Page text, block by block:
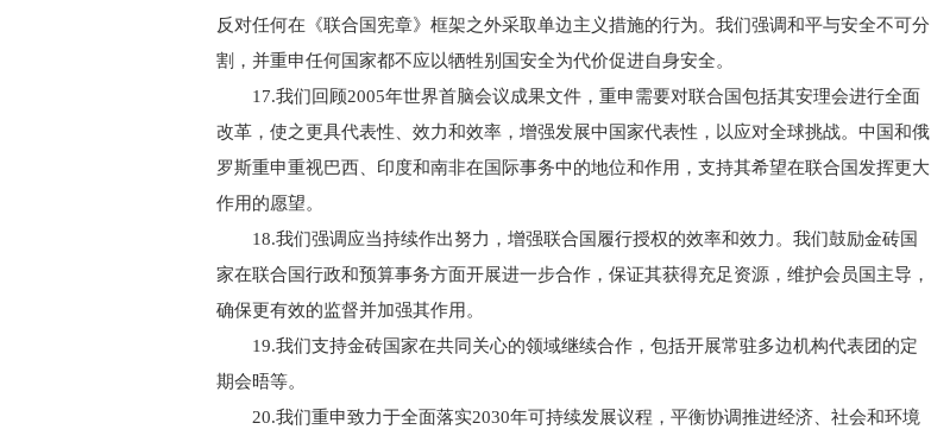
反对任何在《联合国宪章》框架之外采取单边主义措施的行为。我们强调和平与安全不可分
割，并重申任何国家都不应以牺牲别国安全为代价促进自身安全。
17.我们回顾2005年世界首脑会议成果文件，重申需要对联合国包括其安理会进行全面
改革，使之更具代表性、效力和效率，增强发展中国家代表性，以应对全球挑战。中国和俄
罗斯重申重视巴西、印度和南非在国际事务中的地位和作用，支持其希望在联合国发挥更大
作用的愿望。
18.我们强调应当持续作出努力，增强联合国履行授权的效率和效力。我们鼓励金砖国
家在联合国行政和预算事务方面开展进一步合作，保证其获得充足资源，维护会员国主导，
确保更有效的监督并加强其作用。
19.我们支持金砖国家在共同关心的领域继续合作，包括开展常驻多边机构代表团的定
期会晤等。
20.我们重申致力于全面落实2030年可持续发展议程，平衡协调推进经济、社会和环境